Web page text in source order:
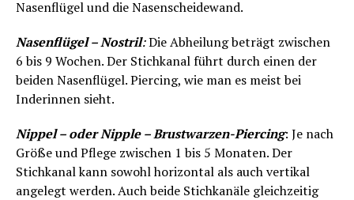
Nasenflügel und die Nasenscheidewand.
Nasenflügel – Nostril:Die Abheilung beträgt zwischen
6 bis 9 Wochen. Der Stichkanal führt durch einen der
beiden Nasenflügel. Piercing, wie man es meist bei
Inderinnen sieht.
Nippel – oder Nipple – Brustwarzen-Piercing: Je nach
Größe und Pflege zwischen 1 bis 5 Monaten. Der
Stichkanal kann sowohl horizontal als auch vertikal
angelegt werden. Auch beide Stichkanäle gleichzeitig